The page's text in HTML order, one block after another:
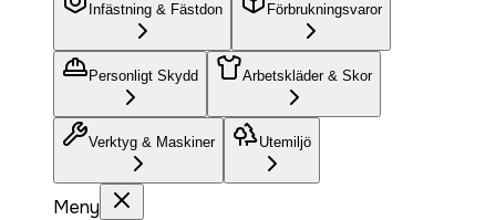
Infästning & Fästdon Förbrukningsvaror
Personligt Skydd Arbetskläder & Skor
Verktyg & Maskiner Utemiljö
Meny